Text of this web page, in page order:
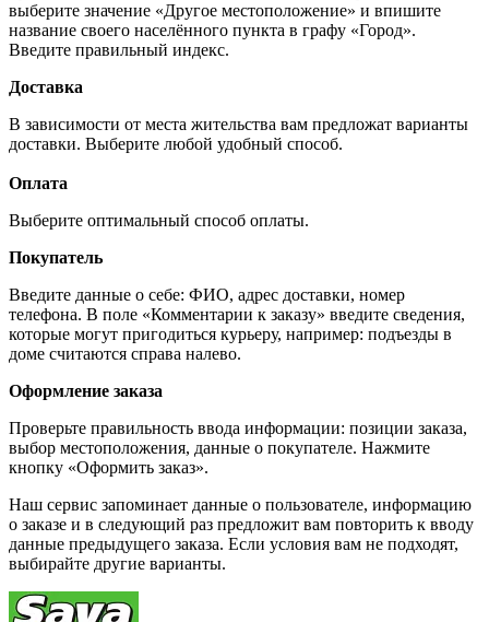
выберите значение «Другое местоположение» и впишите
название своего населённого пункта в графу «Город».
Введите правильный индекс.
Доставка
В зависимости от места жительства вам предложат варианты
доставки. Выберите любой удобный способ.
Оплата
Выберите оптимальный способ оплаты.
Покупатель
Введите данные о себе: ФИО, адрес доставки, номер
телефона. В поле «Комментарии к заказу» введите сведения,
которые могут пригодиться курьеру, например: подъезды в
доме считаются справа налево.
Оформление заказа
Проверьте правильность ввода информации: позиции заказа,
выбор местоположения, данные о покупателе. Нажмите
кнопку «Оформить заказ».
Наш сервис запоминает данные о пользователе, информацию
о заказе и в следующий раз предложит вам повторить к вводу
данные предыдущего заказа. Если условия вам не подходят,
выбирайте другие варианты.